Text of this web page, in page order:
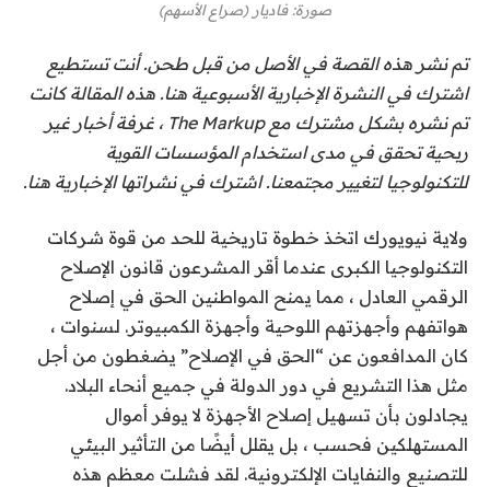
صورة:فاديار (صراع الأسهم)
تم نشر هذه القصة في الأصل من قبل طحن. أنت تستطيع
اشترك في النشرة الإخبارية الأسبوعية هنا. هذه المقالة كانت
تم نشره بشكل مشترك
مع The Markup ، غرفة أخبار غير
ربحية تحقق في مدى استخدام المؤسسات القوية
للتكنولوجيا لتغيير مجتمعنا. اشترك في نشراتها الإخبارية هنا.
ولاية نيويورك اتخذ خطوة تاريخية للحد من قوة شركات
التكنولوجيا الكبرى عندما أقر المشرعون قانون الإصلاح
الرقمي العادل ، مما يمنح المواطنين الحق في إصلاح
هواتفهم وأجهزتهم اللوحية وأجهزة الكمبيوتر. لسنوات ،
كان المدافعون عن “الحق في الإصلاح” يضغطون من أجل
مثل هذا التشريع في دور الدولة في جميع أنحاء البلاد.
يجادلون بأن تسهيل إصلاح الأجهزة لا يوفر أموال
المستهلكين فحسب ، بل يقلل أيضًا من التأثير البيئي
للتصنيع والنفايات الإلكترونية. لقد فشلت معظم هذه